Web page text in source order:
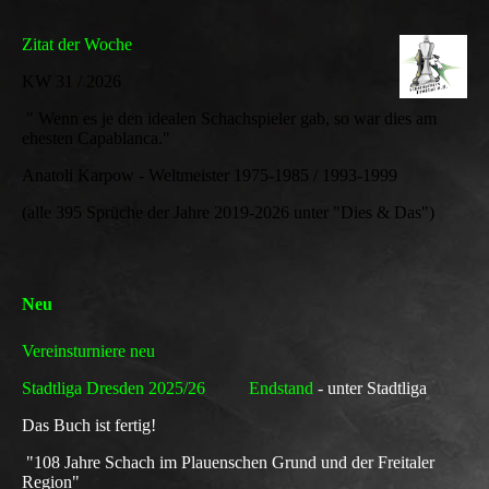
Zitat der Woche
" Wenn es je den idealen Schachspieler gab, so war dies am
Anatoli Karpow - Weltmeister 1975-1985 / 1993-1999
(alle 395 Sprüche der Jahre 2019-2026 unter "Dies & Das")
Neu
Vereinsturniere neu
Stadtliga Dresden 2025/26 Endstand - unter Stadtliga
Das Buch ist fertig!
"108 Jahre Schach im Plauenschen Grund und der Freitaler
Region"